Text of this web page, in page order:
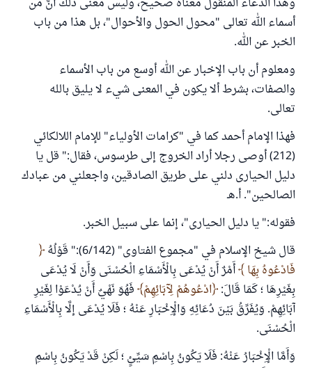
أسماء الله تعالى "محول الحول والأحوال"، بل هذا من باب
الخبر عن الله.
ومعلوم أن باب الإخبار عن الله أوسع من باب الأسماء
والصفات، بشرط ألا يكون في المعنى شيء لا يليق بالله
تعالى.
فهذا الإمام أحمد كما في "كرامات الأولياء" للإمام اللالكائي
(212) أوصى رجلا أراد الخروج إلى طرسوس، فقال:" قل يا
دليل الحيارى دلني على طريق الصادقين، واجعلني من عبادك
الصالحين". أ.هـ
فقوله:" يا دليل الحيارى"، إنما على سبيل الخبر.
قال شيخ الإسلام في "مجموع الفتاوى" (6/142):" قَوْلُهُ
فَادْعُوهُ بِهَا أَمْرٌ أَنْ يُدْعَى بِالْأَسْمَاءِ الْحُسْنَى وَأَنْ لَا يُدْعَى
بِغَيْرِهَا ؛ كَمَا قَالَ: ادْعُوهُمْ لِآبَائِهِمْ فَهُوَ نَهْيٌ أَنْ يُدْعَوْا لِغَيْرِ
آبَائِهِمْ. وَيُفَرِّقُ بَيْنَ دُعَائِهِ وَالْإِخْبَارِ عَنْهُ ؛ فَلَا يُدْعَى إلَّا بِالْأَسْمَاءِ
الْحُسْنَى.
وَأَمَّا الْإِخْبَارُ عَنْهُ: فَلَا يَكُونُ بِاسْمِ سَيِّئٍ ؛ لَكِنْ قَدْ يَكُونُ بِاسْمِ